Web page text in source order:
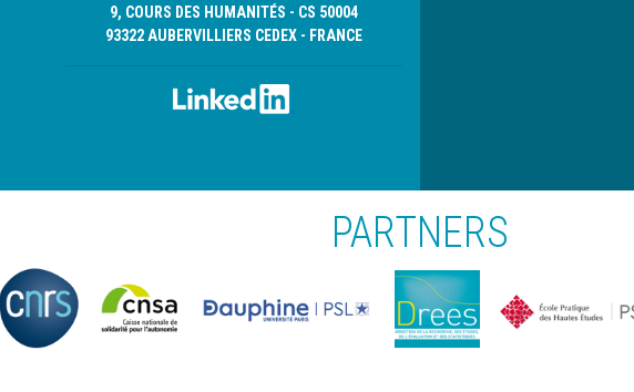
9, COURS DES HUMANITÉS - CS 50004
93322 AUBERVILLIERS CEDEX - FRANCE
PARTNERS